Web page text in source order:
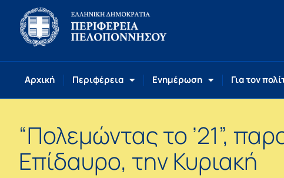
Αρχική Περιφέρεια Ενημέρωση Για τον
“Πολεμώντας το ’21”,
Επίδαυρο, την Κυριακή